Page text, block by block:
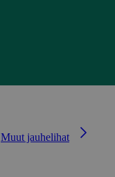
Muut jauhelihat